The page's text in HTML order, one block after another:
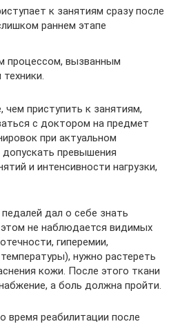
к занятиям сразу после
раннем этапе
процессом, вызванным
приступить к занятиям,
с доктором на предмет
при актуальном
допускать превышения
и интенсивности нагрузки,
дал о себе знать
не наблюдается видимых
гиперемии,
нужно растереть
кожи. После этого ткани
а боль должна пройти.
время реабилитации после